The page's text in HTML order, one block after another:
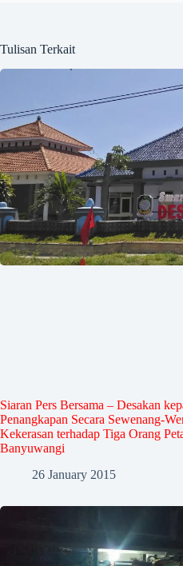
Tulisan Terkait
Siaran Pers Bersama – Desakan
Penangkapan Secara Sewenang-
Kekerasan terhadap Tiga Orang
Banyuwangi
26 January 2015